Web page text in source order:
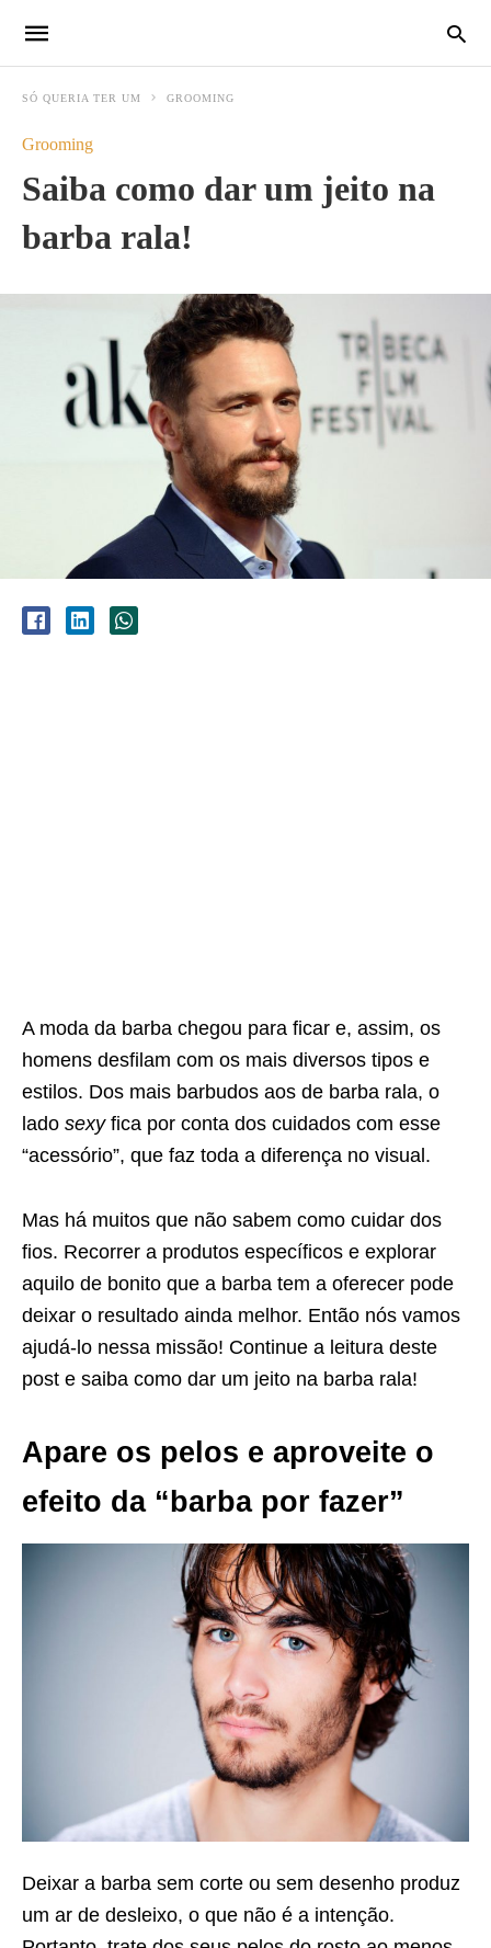
SÓ QUERIA TER UM GROOMING
Grooming
Saiba como dar um jeito na
barba rala!
A moda da barba chegou para ficar e, assim, os
homens desfilam com os mais diversos tipos e
estilos. Dos mais barbudos aos de barba rala, o
lado sexyfica por conta dos cuidados com esse
“acessório”, que faz toda a diferença no visual.
Mas há muitos que não sabem como cuidar dos
fios. Recorrer a produtos específicos e explorar
aquilo de bonito que a barba tem a oferecer pode
deixar o resultado ainda melhor. Então nós vamos
ajudá-lo nessa missão! Continue a leitura deste
post e saiba como dar um jeito na barba rala!
Apare os pelos e aproveite o
efeito da “barba por fazer”
Deixar a barba sem corte ou sem desenho produz
um ar de desleixo, o que não é a intenção.